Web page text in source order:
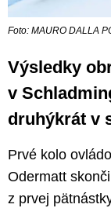
Foto: MAURO DALLA
Výsledky
v
druhýkrát v
Prvé kolo
Odermatt
z prvej